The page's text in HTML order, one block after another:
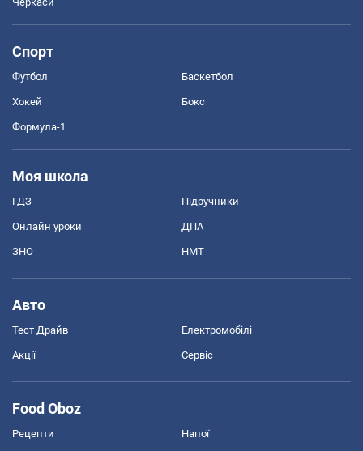
Спорт
Футбол Баскетбол
Хокей Бокс
Формула-1
Моя школа
ГДЗ Підручники
Онлайн уроки ДПА
ЗНО НМТ
Авто
Тест Драйв Електромобілі
Акції Сервіс
Food Oboz
Рецепти Напої